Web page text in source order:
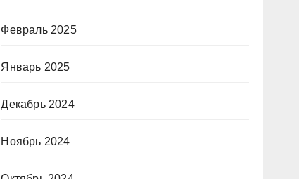
Февраль 2025
Январь 2025
Декабрь 2024
Ноябрь 2024